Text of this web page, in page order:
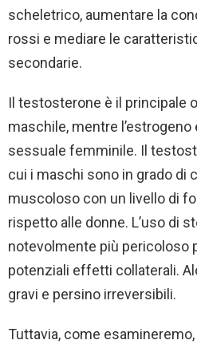
scheletrico, aumentare la
rossi e mediare le
secondarie.
Il testosterone è il principale
maschile, mentre
sessuale femminile. Il
cui i maschi sono in grado di
muscoloso con un livello di
rispetto alle donne. L’uso di
notevolmente più pericoloso
potenziali effetti collaterali.
gravi e persino irreversibili.
Tuttavia, come